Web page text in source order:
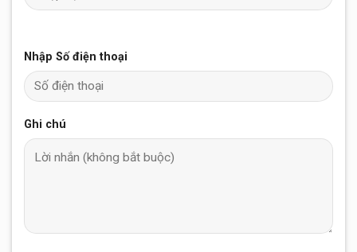
Nhập Số điện thoại
Ghi chú